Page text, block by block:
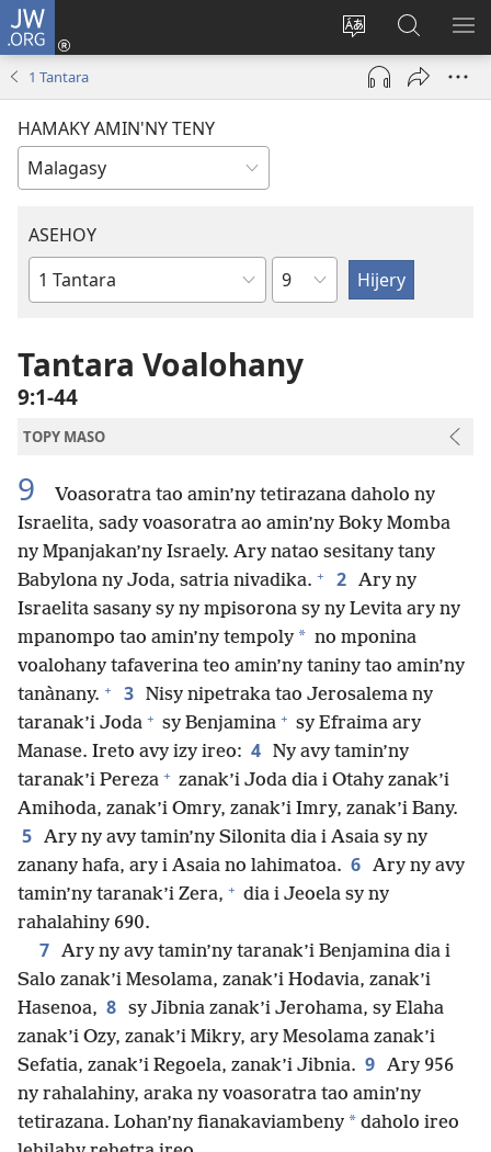
JW.ORG
Hiova
fiteny
Hiditra
(manokatra
rohy)
ato
Amin’ny
1 Tantara
HAMAKY AMIN'NY TENY
ASEHOY
Boky
Amin’ny
Baiboly
Toko
Tantara Voalohany
9:1-44
TOPY MASO
9
Voasoratra tao amin’ny tetirazana daholo ny
Israelita, sady voasoratra ao amin’ny Boky Momba
ny Mpanjakan’ny Israely. Ary natao sesitany tany
Babylona ny Joda, satria nivadika. + 2 Ary ny
Israelita sasany sy ny mpisorona sy ny Levita ary ny
mpanompo tao amin’ny tempoly * no mponina
voalohany tafaverina teo amin’ny taniny tao amin’ny
tanànany. + 3 Nisy nipetraka tao Jerosalema ny
taranak’i Joda + sy Benjamina + sy Efraima ary
Manase. Ireto avy izy ireo: 4 Ny avy tamin’ny
taranak’i Pereza + zanak’i Joda dia i Otahy zanak’i
Amihoda, zanak’i Omry, zanak’i Imry, zanak’i Bany.
5 Ary ny avy tamin’ny Silonita dia i Asaia sy ny
zanany hafa, ary i Asaia no lahimatoa. 6 Ary ny avy
tamin’ny taranak’i Zera, + dia i Jeoela sy ny
rahalahiny 690.
7 Ary ny avy tamin’ny taranak’i Benjamina dia i
Salo zanak’i Mesolama, zanak’i Hodavia, zanak’i
Hasenoa, 8 sy Jibnia zanak’i Jerohama, sy Elaha
zanak’i Ozy, zanak’i Mikry, ary Mesolama zanak’i
Sefatia, zanak’i Regoela, zanak’i Jibnia. 9 Ary 956
ny rahalahiny, araka ny voasoratra tao amin’ny
tetirazana. Lohan’ny fianakaviambeny * daholo ireo